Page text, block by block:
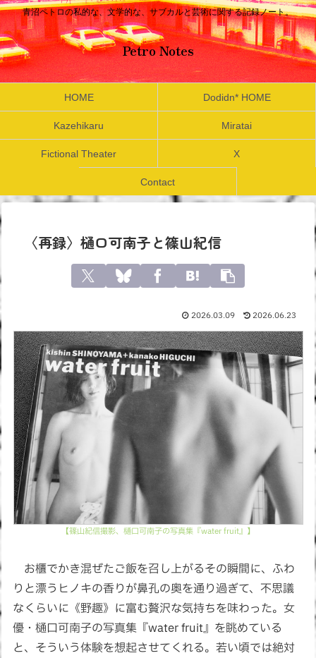
青沼ペトロの私的な、文学的な、サブカルと芸術に関する記録ノート。
Petro Notes
HOME Dodidn* HOME
Kazehikaru Miratai
Fictional Theater X
Contact
〈再録〉樋口可南子と篠山紀信
2026.03.09 2026.06.23
【篠山紀信撮影、樋口可南子の写真集『water fruit』】
お櫃でかき混ぜたご飯を召し上がるその瞬間に、ふわ
りと漂うヒノキの香りが鼻孔の奥を通り過ぎて、不思議
なくらいに《野趣》に富む贅沢な気持ちを味わった。女
優・樋口可南子の写真集『water fruit』を眺めている
と、そういう体験を想起させてくれる。若い頃では絶対